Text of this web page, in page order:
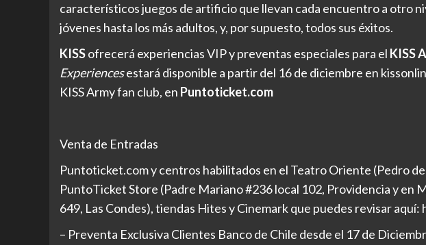
característicos juegos de artificio que llevan cada encuentro a otro
jóvenes hasta los más adultos, y, por supuesto, todos sus éxitos.
KISSofrecerá experiencias VIP y preventas especiales para el KISS
Experiencesestará disponible a partir del 16 de diciembre en
KISS Army fan club, en Puntoticket.com
Venta de Entradas
Puntoticket.com y centros habilitados en el Teatro Oriente (Pedro
PuntoTicket Store (Padre Mariano #236 local 102, Providencia y en
649, Las Condes), tiendas Hites y Cinemark que puedes revisar
– Preventa Exclusiva Clientes Banco de Chile desde el 17 de